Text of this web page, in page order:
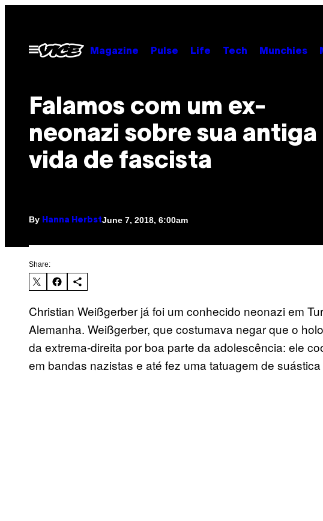
contentOpen
Menu
Magazine Pulse Life Tech Munchies
Falamos com um ex-
neonazi sobre sua antiga
vida de fascista
By Hanna HerbstJune 7, 2018, 6:00am
Share:
Christian Weißgerber já foi um conhecido neonazi em
Alemanha. Weißgerber, que costumava negar que o
da extrema-direita por boa parte da adolescência: ele
em bandas nazistas e até fez uma tatuagem de